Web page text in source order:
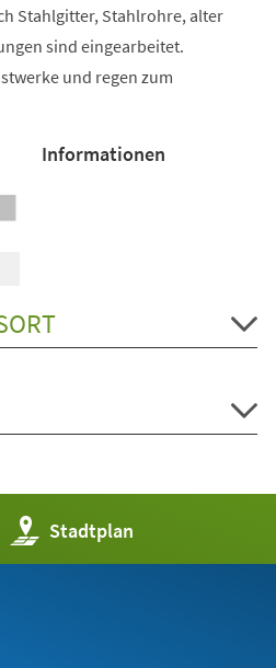
Stahlgitter, Stahlrohre, alter
sind eingearbeitet.
und regen zum
Informationen
Stadtplan
(Öffnet
in
einem